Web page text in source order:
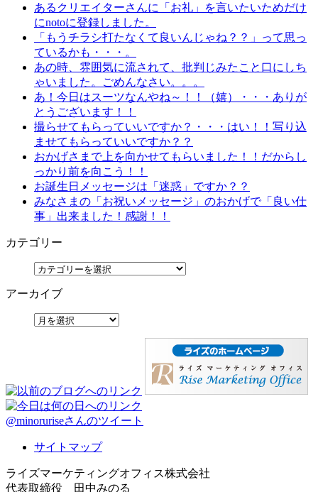
あるクリエイターさんに「お礼」を言いたいためだけ
にnotoに登録しました。
「もうチラシ打たなくて良いんじゃね？？」って思っ
ているかも・・・。
あの時、雰囲気に流されて、批判じみたこと口にしち
ゃいました。ごめんなさい。。。
あ！今日はスーツなんやね～！！（嬉）・・・ありが
とうございます！！
撮らせてもらっていいですか？・・・はい！！写り込
ませてもらっていいですか？？
おかげさまで上を向かせてもらいました！！だからし
っかり前を向こう！！
お誕生日メッセージは「迷惑」ですか？？
みなさまの「お祝いメッセージ」のおかげで「良い仕
事」出来ました！感謝！！
カテゴリー
アーカイブ
@minoruriseさんのツイート
サイトマップ
ライズマーケティングオフィス株式会社
代表取締役 田中みのる